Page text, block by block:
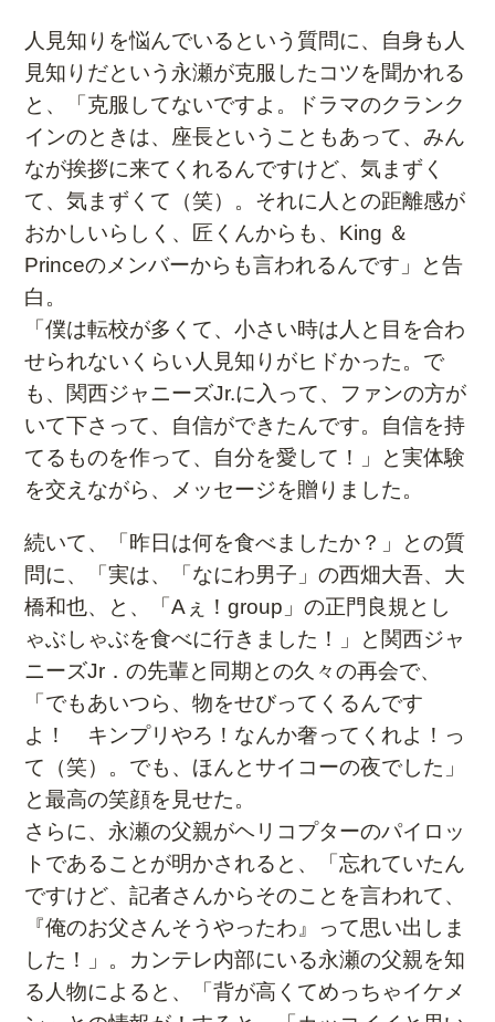
人見知りを悩んでいるという質問に、自身も人
見知りだという永瀬が克服したコツを聞かれる
と、「克服してないですよ。ドラマのクランク
インのときは、座長ということもあって、みん
なが挨拶に来てくれるんですけど、気まずく
て、気まずくて（笑）。それに人との距離感が
おかしいらしく、匠くんからも、King ＆
Princeのメンバーからも言われるんです」と告
白。
「僕は転校が多くて、小さい時は人と目を合わ
せられないくらい人見知りがヒドかった。で
も、関西ジャニーズJr.に入って、ファンの方が
いて下さって、自信ができたんです。自信を持
てるものを作って、自分を愛して！」と実体験
を交えながら、メッセージを贈りました。
続いて、「昨日は何を食べましたか？」との質
問に、「実は、「なにわ男子」の西畑大吾、大
橋和也、と、「Aぇ！group」の正門良規とし
ゃぶしゃぶを食べに行きました！」と関西ジャ
ニーズJr．の先輩と同期との久々の再会で、
「でもあいつら、物をせびってくるんです
よ！ キンプリやろ！なんか奢ってくれよ！っ
て（笑）。でも、ほんとサイコーの夜でした」
と最高の笑顔を見せた。
さらに、永瀬の父親がヘリコプターのパイロッ
トであることが明かされると、「忘れていたん
ですけど、記者さんからそのことを言われて、
『俺のお父さんそうやったわ』って思い出しま
した！」。カンテレ内部にいる永瀬の父親を知
る人物によると、「背が高くてめっちゃイケメ